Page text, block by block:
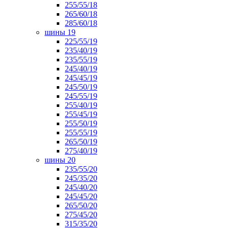
255/55/18
265/60/18
285/60/18
шины 19
225/55/19
235/40/19
235/55/19
245/40/19
245/45/19
245/50/19
245/55/19
255/40/19
255/45/19
255/50/19
255/55/19
265/50/19
275/40/19
шины 20
235/55/20
245/35/20
245/40/20
245/45/20
265/50/20
275/45/20
315/35/20